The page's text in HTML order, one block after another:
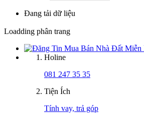
Đang tải dữ liệu
Loadding phân trang
Holine
081 247 35 35
Tiện Ích
Tính vay, trả góp